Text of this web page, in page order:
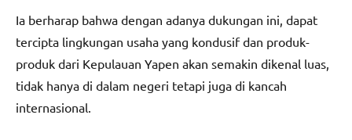
Ia berharap bahwa dengan adanya dukungan ini, dapat
tercipta lingkungan usaha yang kondusif dan produk-
produk dari Kepulauan Yapen akan semakin dikenal luas,
tidak hanya di dalam negeri tetapi juga di kancah
internasional.